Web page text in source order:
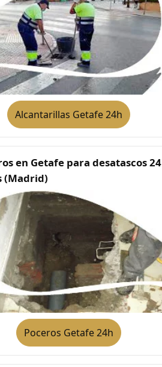
Alcantarillas Getafe 24h
en Getafe para desatascos 24
(Madrid)
Poceros Getafe 24h